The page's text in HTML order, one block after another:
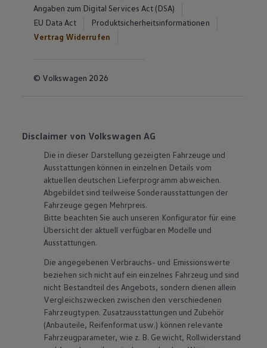
Angaben zum Digital Services Act (DSA)
EU Data Act
Produktsicherheitsinformationen
Vertrag Widerrufen
© Volkswagen 2026
Disclaimer von Volkswagen AG
Die in dieser Darstellung gezeigten Fahrzeuge und
Ausstattungen können in einzelnen Details vom
aktuellen deutschen Lieferprogramm abweichen.
Abgebildet sind teilweise Sonderausstattungen der
Fahrzeuge gegen Mehrpreis.
Bitte beachten Sie auch unseren Konfigurator für eine
Übersicht der aktuell verfügbaren Modelle und
Ausstattungen.
Die angegebenen Verbrauchs- und Emissionswerte
beziehen sich nicht auf ein einzelnes Fahrzeug und sind
nicht Bestandteil des Angebots, sondern dienen allein
Vergleichszwecken zwischen den verschiedenen
Fahrzeugtypen. Zusatzausstattungen und Zubehör
(Anbauteile, Reifenformat usw.) können relevante
Fahrzeugparameter, wie z. B. Gewicht, Rollwiderstand